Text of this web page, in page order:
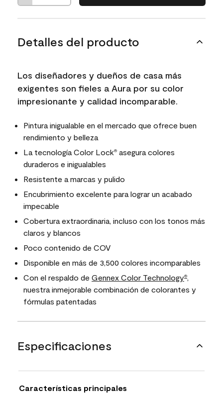
Detalles del producto
Los diseñadores y dueños de casa más
exigentes son fieles a Aura por su color
impresionante y calidad incomparable.
Pintura inigualable en el mercado que ofrece buen
rendimiento y belleza
La tecnología Color Lock® asegura colores
duraderos e inigualables
Resistente a marcas y pulido
Encubrimiento excelente para lograr un acabado
impecable
Cobertura extraordinaria, incluso con los tonos más
claros y blancos
Poco contenido de COV
Disponible en más de 3,500 colores incomparables
Con el respaldo de Gennex Color Technology®,
nuestra inmejorable combinación de colorantes y
fórmulas patentadas
Especificaciones
Características principales